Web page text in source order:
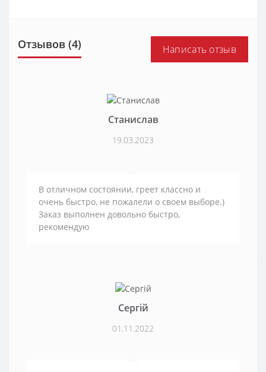
Отзывов (4) Написать отзыв
Станислав
19.03.2023
В отличном состоянии, греет классно и
очень быстро, не пожалели о своем выборе.)
Заказ выполнен довольно быстро,
рекомендую
Сергій
01.11.2022